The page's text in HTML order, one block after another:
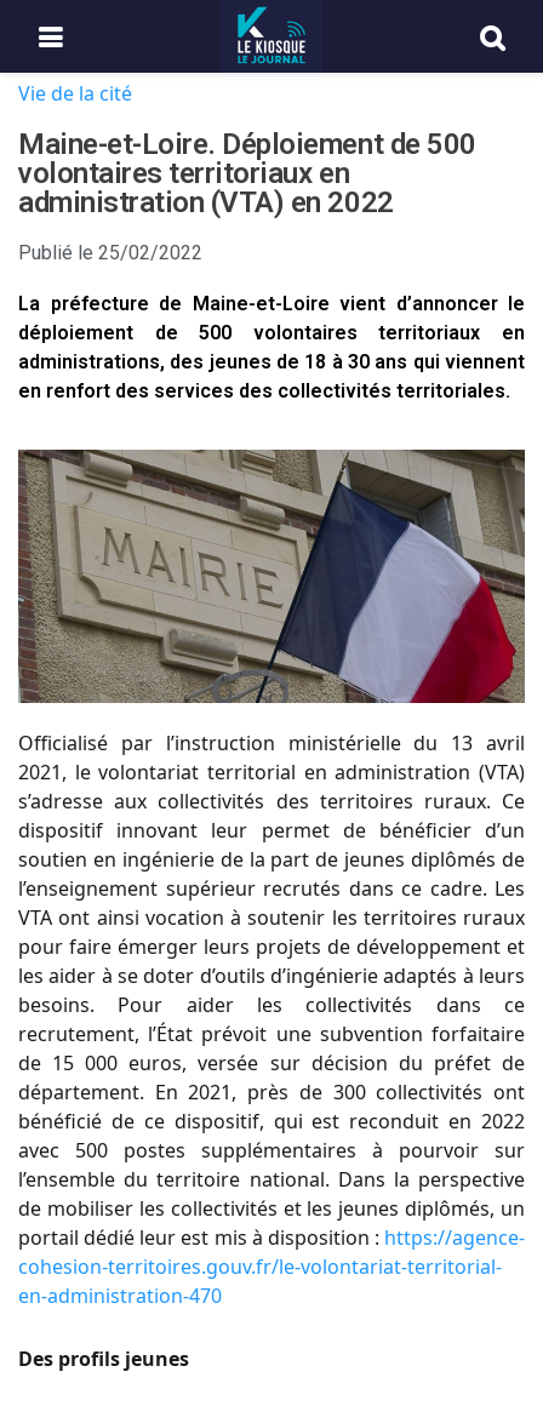
Vie de la cité
Maine-et-Loire. Déploiement de 500
volontaires territoriaux en
administration (VTA) en 2022
Publié le 25/02/2022
La préfecture de Maine-et-Loire vient d’annoncer le
déploiement de 500 volontaires territoriaux en
administrations, des jeunes de 18 à 30 ans qui viennent
en renfort des services des collectivités territoriales.
Officialisé par l’instruction ministérielle du 13 avril
2021, le volontariat territorial en administration (VTA)
s’adresse aux collectivités des territoires ruraux. Ce
dispositif innovant leur permet de bénéficier d’un
soutien en ingénierie de la part de jeunes diplômés de
l’enseignement supérieur recrutés dans ce cadre. Les
VTA ont ainsi vocation à soutenir les territoires ruraux
pour faire émerger leurs projets de développement et
les aider à se doter d’outils d’ingénierie adaptés à leurs
besoins. Pour aider les collectivités dans ce
recrutement, l’État prévoit une subvention forfaitaire
de 15 000 euros, versée sur décision du préfet de
département. En 2021, près de 300 collectivités ont
bénéficié de ce dispositif, qui est reconduit en 2022
avec 500 postes supplémentaires à pourvoir sur
l’ensemble du territoire national. Dans la perspective
de mobiliser les collectivités et les jeunes diplômés, un
portail dédié leur est mis à disposition : https://agence-
cohesion-territoires.gouv.fr/le-volontariat-territorial-
en-administration-470
Des profils jeunes